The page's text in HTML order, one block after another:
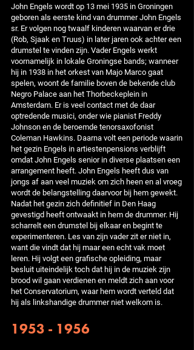
John Engels wordt op 13 mei 1935 in Groningen
geboren als eerste kind van drummer John Engels
sr. Er volgen nog twaalf kinderen waarvan er drie
(Rob, Sjaak en Truus) in later jaren ook achter een
drumstel te vinden zijn. Vader Engels werkt
voornamelijk in lokale Groningse bands; wanneer
hij in 1938 in het orkest van Majo Marco gaat
spelen, woont de familie boven de bekende club
Negro Palace aan het Thorbeckeplein in
Amsterdam. Er is veel contact met de daar
optredende musici, onder wie pianist Freddy
Johnson en de beroemde tenorsaxofonist
Coleman Hawkins. Daarna volt een periode waarin
het gezin Engels in artiestenpensions verblijft
omdat John Engels senior in diverse plaatsen een
arrangement heeft. John Engels heeft dus van
jongs af aan veel muziek om zich heen en al vroeg
wordt de belangstelling daarvoor bij hem gewekt.
Nadat het gezin zich definitief in Den Haag
gevestigd heeft ontwaakt in hem de drummer. Hij
scharrelt een drumstel bij elkaar en begint te
experimenteren. Les van zijn vader zit er niet in,
want die vindt dat hij maar een echt vak moet
leren. Hij volgt een grafische opleiding, maar
besluit uiteindelijk toch dat hij in de muziek zijn
brood wil gaan verdienen en meldt zich aan voor
het Conservatorium, waar hem wordt verteld dat
hij als linkshandige drummer niet welkom is.
1953 - 1956